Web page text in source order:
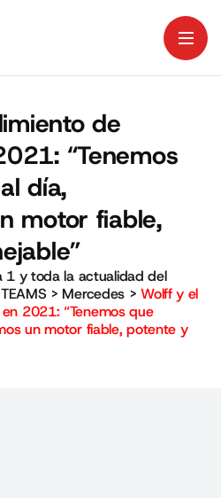
de
“Tenemos
día,
motor fiable,
1 y toda la actualidad del
TEAMS > Mercedes >Wolff y el
2021: “Tenemos que
un motor fiable, potente y